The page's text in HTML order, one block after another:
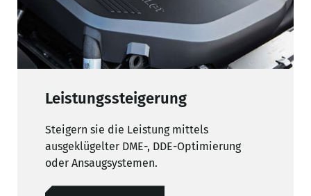
Leistungssteigerung
Steigern sie die Leistung mittels
ausgeklügelter DME-, DDE-Optimierung
oder Ansaugsystemen.